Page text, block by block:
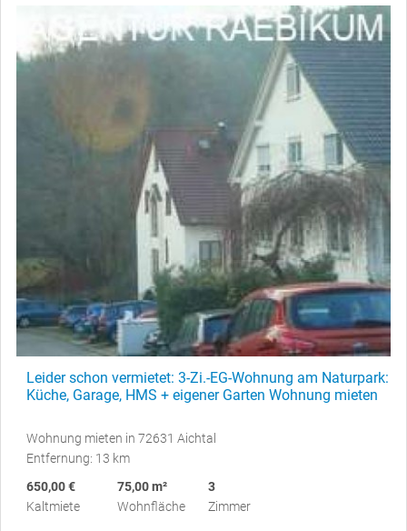
Leider schon vermietet: 3-Zi.-EG-Wohnung am Naturpark:
Küche, Garage, HMS + eigener Garten Wohnung mieten
Wohnung mieten in 72631 Aichtal
Entfernung: 13 km
650,00 €
Kaltmiete
75,00 m²
Wohnfläche
3
Zimmer